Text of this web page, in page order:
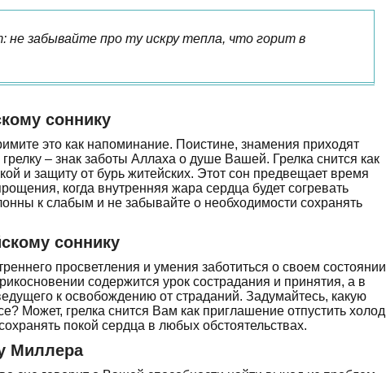
не забывайте про ту искру тепла, что горит в
соннику
это как напоминание. Поистине, знамения приходят
– знак заботы Аллаха о душе Вашей. Грелка снится как
и защиту от бурь житейских. Этот сон предвещает время
когда внутренняя жара сердца будет согревать
к слабым и не забывайте о необходимости сохранять
соннику
просветления и умения заботиться о своем состоянии
содержится урок сострадания и принятия, а в
к освобождению от страданий. Задумайтесь, какую
Может, грелка снится Вам как приглашение отпустить холод
покой сердца в любых обстоятельствах.
Миллера